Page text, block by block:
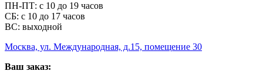
ПН-ПТ: с 10 до 19 часов
СБ: с 10 до 17 часов
ВС: выходной
Москва, ул. Международная, д.15, помещение 30
Ваш заказ: